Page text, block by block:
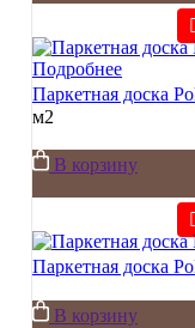
Подробнее
Паркетная доска
м2
В корзину
Паркетная доска
В корзину